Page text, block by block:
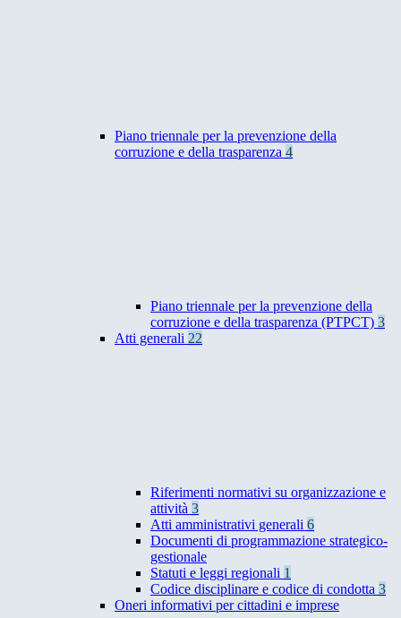
Piano triennale per la prevenzione della
corruzione e della trasparenza 4
Piano triennale per la prevenzione della
corruzione e della trasparenza (PTPCT) 3
Atti generali 22
Riferimenti normativi su organizzazione e
attività 3
Atti amministrativi generali 6
Documenti di programmazione strategico-
gestionale
Statuti e leggi regionali 1
Codice disciplinare e codice di condotta 3
Oneri informativi per cittadini e imprese